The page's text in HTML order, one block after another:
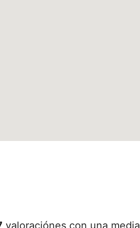
valoraciónes con una media